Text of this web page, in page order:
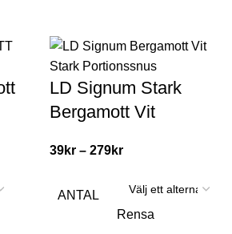
LD Signum Stark
Bergamott Vit
39kr – 279kr
ANTAL
Rensa